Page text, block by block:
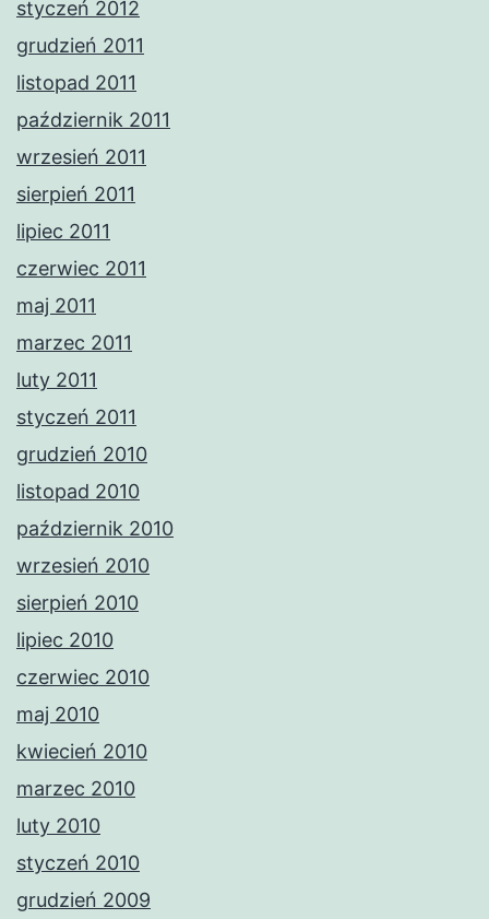
styczeń 2012
grudzień 2011
listopad 2011
październik 2011
wrzesień 2011
sierpień 2011
lipiec 2011
czerwiec 2011
maj 2011
marzec 2011
luty 2011
styczeń 2011
grudzień 2010
listopad 2010
październik 2010
wrzesień 2010
sierpień 2010
lipiec 2010
czerwiec 2010
maj 2010
kwiecień 2010
marzec 2010
luty 2010
styczeń 2010
grudzień 2009